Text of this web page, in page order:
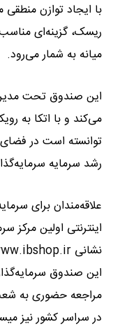
با ایجاد توازن
ریسک، گزینه‌ای
میانه به شمار می‌رود.
این صندوق تحت
می‌کند و با اتکا به
توانسته است در فضای
رشد سرمایه
علاقه‌مندان برای
اینترنتی اولین مرکز
این صندوق
مراجعه حضوری به
در سراسر کشور نیز